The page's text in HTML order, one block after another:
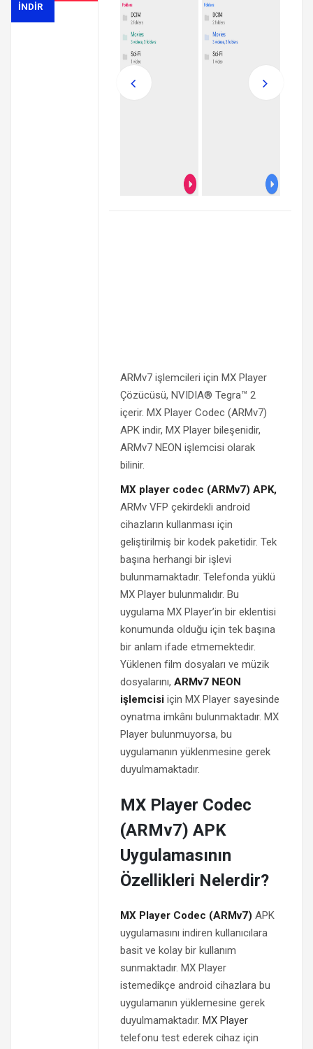
INDIR
ARMv7 işlemcileri için MX Player
Çözücüsü, NVIDIA® Tegra™ 2
içerir. MX Player Codec (ARMv7)
APK indir, MX Player bileşenidir,
ARMv7 NEON işlemcisi olarak
bilinir.
MX player codec (ARMv7) APK,
ARMv VFP çekirdekli android
cihazların kullanması için
geliştirilmiş bir kodek paketidir. Tek
başına herhangi bir işlevi
bulunmamaktadır. Telefonda yüklü
MX Player bulunmalıdır. Bu
uygulama MX Player’in bir eklentisi
konumunda olduğu için tek başına
bir anlam ifade etmemektedir.
Yüklenen film dosyaları ve müzik
dosyalarını, ARMv7 NEON
işlemcisiiçin MX Player sayesinde
oynatma imkânı bulunmaktadır. MX
Player bulunmuyorsa, bu
uygulamanın yüklenmesine gerek
duyulmamaktadır.
MX Player Codec
(ARMv7) APK
Uygulamasının
Özellikleri Nelerdir?
MX Player Codec (ARMv7) APK
uygulamasını indiren kullanıcılara
basit ve kolay bir kullanım
sunmaktadır. MX Player
istemedikçe android cihazlara bu
uygulamanın yüklemesine gerek
duyulmamaktadır. MX Player
telefonu test ederek cihaz için